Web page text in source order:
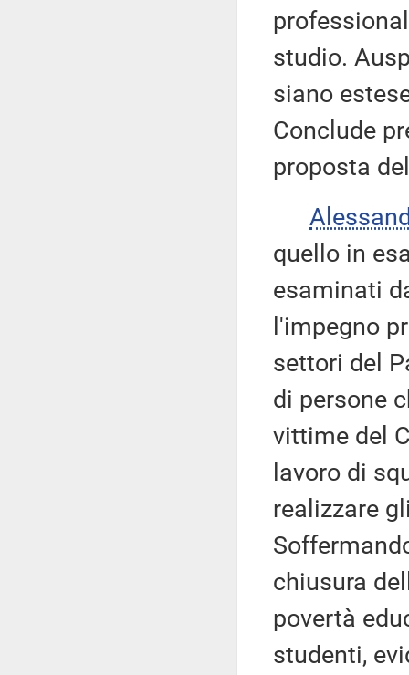
studio.
siano
Conclude
proposta
quello in
esaminati
l'impegno
settori del
di persone
vittime del
lavoro di
realizzare
chiusura
povertà
studenti,